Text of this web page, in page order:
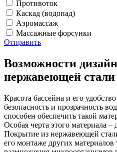
Противоток
Каскад (водопад)
Аэромассаж
Массажные форсунки
Отправить
Возможности
нержавеющей стали
Красота бассейна и его
безопасность и прозрачность
способен обеспечить такой
Особая черта этого материала
Покрытие из нержавеющей
его монтаже других материалов